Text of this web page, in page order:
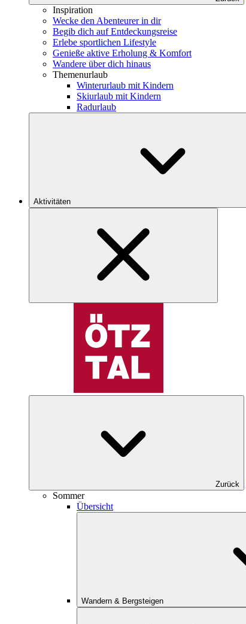
Inspiration
Wecke den Abenteurer in dir
Begib dich auf Entdeckungsreise
Erlebe sportlichen Lifestyle
Genieße aktive Erholung & Komfort
Wandere über dich hinaus
Themenurlaub
Winterurlaub mit Kindern
Skiurlaub mit Kindern
Radurlaub
Aktivitäten
Zurück
Sommer
Übersicht
Wandern & Bergsteigen